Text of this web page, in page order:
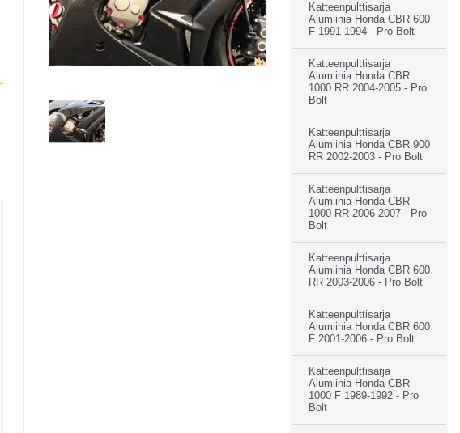
Katteenpulttisarja
Alumiinia Honda CBR 600
F 1991-1994 - Pro Bolt
Katteenpulttisarja
Alumiinia Honda CBR
1000 RR 2004-2005 - Pro
Bolt
Katteenpulttisarja
Alumiinia Honda CBR 900
RR 2002-2003 - Pro Bolt
Katteenpulttisarja
Alumiinia Honda CBR
1000 RR 2006-2007 - Pro
Bolt
Katteenpulttisarja
Alumiinia Honda CBR 600
RR 2003-2006 - Pro Bolt
Katteenpulttisarja
Alumiinia Honda CBR 600
F 2001-2006 - Pro Bolt
Katteenpulttisarja
Alumiinia Honda CBR
1000 F 1989-1992 - Pro
Bolt